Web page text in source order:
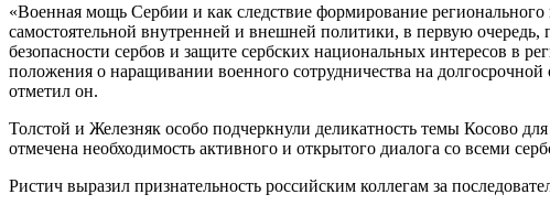
«Военная мощь Сербии и как следствие формирование
самостоятельной внутренней и внешней политики, в первую
безопасности сербов и защите сербских национальных интересов в
положения о наращивании военного сотрудничества на
отметил он.
Толстой и Железняк особо подчеркнули деликатность темы Косово
отмечена необходимость активного и открытого диалога со всеми
Ристич выразил признательность российским коллегам за